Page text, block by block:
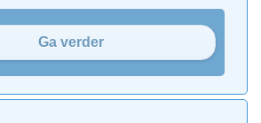
Ga verder